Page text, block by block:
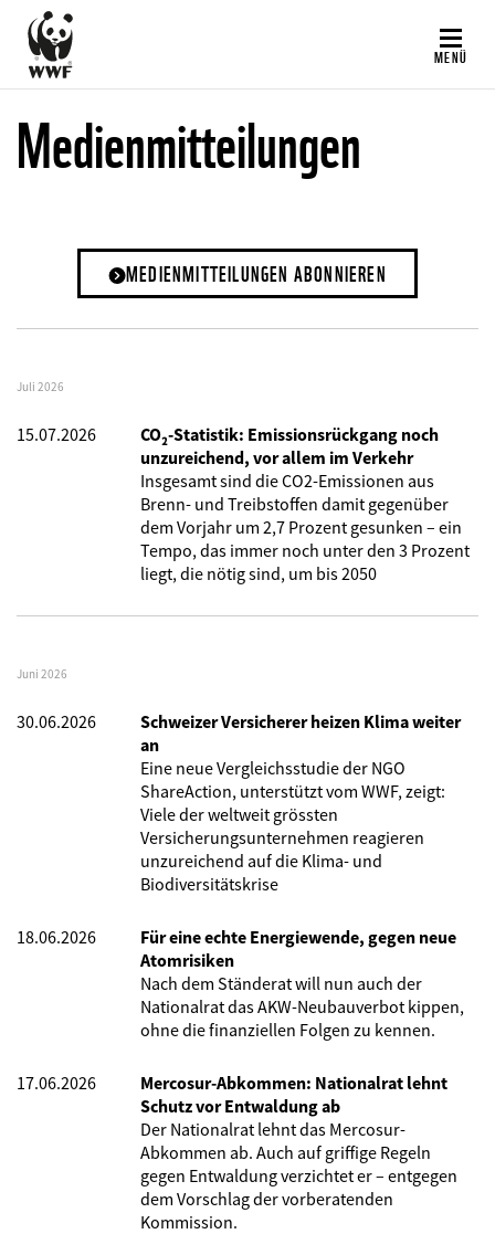
Direkt
zum
Inhalt
MENÜ
Medienmitteilungen
MEDIENMITTEILUNGEN ABONNIEREN
Juli 2026
15.07.2026
CO₂-Statistik: Emissionsrückgang noch
unzureichend, vor allem im Verkehr
Insgesamt sind die CO2-Emissionen aus
Brenn- und Treibstoffen damit gegenüber
dem Vorjahr um 2,7 Prozent gesunken – ein
Tempo, das immer noch unter den 3 Prozent
liegt, die nötig sind, um bis 2050
Juni 2026
30.06.2026
Schweizer Versicherer heizen Klima weiter
an
Eine neue Vergleichsstudie der NGO
ShareAction, unterstützt vom WWF, zeigt:
Viele der weltweit grössten
Versicherungsunternehmen reagieren
unzureichend auf die Klima- und
Biodiversitätskrise
18.06.2026
Für eine echte Energiewende, gegen neue
Atomrisiken
Nach dem Ständerat will nun auch der
Nationalrat das AKW-Neubauverbot kippen,
ohne die finanziellen Folgen zu kennen.
17.06.2026
Mercosur-Abkommen: Nationalrat lehnt
Schutz vor Entwaldung ab
Der Nationalrat lehnt das Mercosur-
Abkommen ab. Auch auf griffige Regeln
gegen Entwaldung verzichtet er – entgegen
dem Vorschlag der vorberatenden
Kommission.